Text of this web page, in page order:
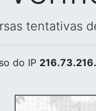
tentativas
do IP